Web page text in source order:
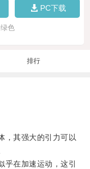
PC下载
色
排行
其强大的引力可以
在加速运动，这引